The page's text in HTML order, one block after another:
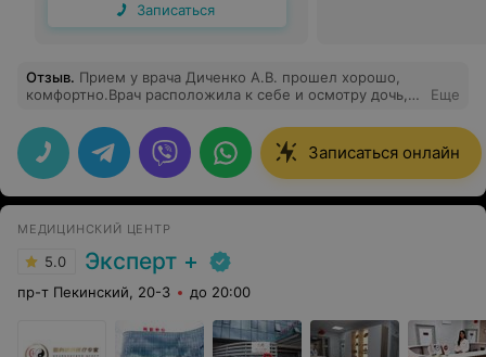
Записаться
Отзыв. Прием у врача Диченко А.В. прошел хорошо,
комфортно.Врач расположила к себе и осмотру дочь,
,понятные рекомендации. Спасибо Анне
Владимировне.
Еще
Записаться онлайн
МЕДИЦИНСКИЙ ЦЕНТР
5.0 Эксперт +
пр-т Пекинский, 20-3 до 20:00